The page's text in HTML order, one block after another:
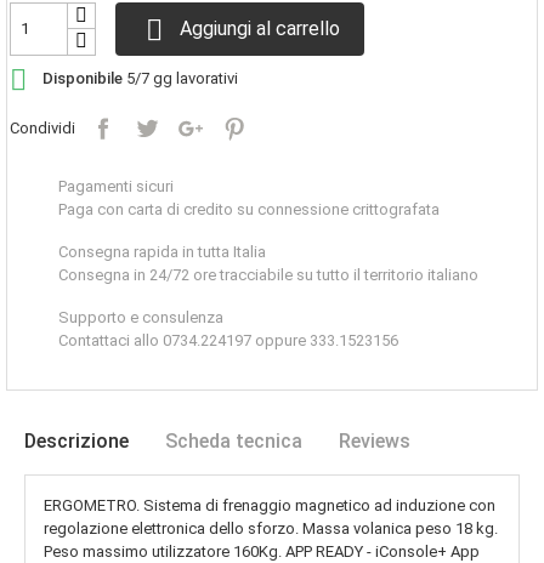
 Aggiungi al carrello
 Disponibile 5/7 gg lavorativi
Condividi
Pagamenti sicuri
Paga con carta di credito su connessione crittografata
Consegna rapida in tutta Italia
Consegna in 24/72 ore tracciabile su tutto il territorio italiano
Supporto e consulenza
Contattaci allo 0734.224197 oppure 333.1523156
Descrizione Scheda tecnica Reviews
ERGOMETRO. Sistema di frenaggio magnetico ad induzione con
regolazione elettronica dello sforzo. Massa volanica peso 18 kg.
Peso massimo utilizzatore 160Kg. APP READY - iConsole+ App